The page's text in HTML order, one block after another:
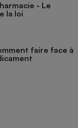
- Le
la loi
faire face à